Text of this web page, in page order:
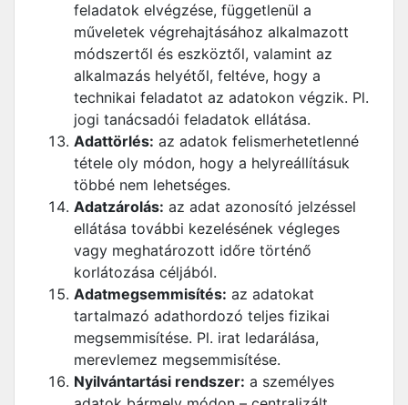
feladatok elvégzése, függetlenül a
műveletek végrehajtásához alkalmazott
módszertől és eszköztől, valamint az
alkalmazás helyétől, feltéve, hogy a
technikai feladatot az adatokon végzik. Pl.
jogi tanácsadói feladatok ellátása.
Adattörlés: az adatok felismerhetetlenné
tétele oly módon, hogy a helyreállításuk
többé nem lehetséges.
Adatzárolás: az adat azonosító jelzéssel
ellátása további kezelésének végleges
vagy meghatározott időre történő
korlátozása céljából.
Adatmegsemmisítés: az adatokat
tartalmazó adathordozó teljes fizikai
megsemmisítése. Pl. irat ledarálása,
merevlemez megsemmisítése.
Nyilvántartási rendszer: a személyes